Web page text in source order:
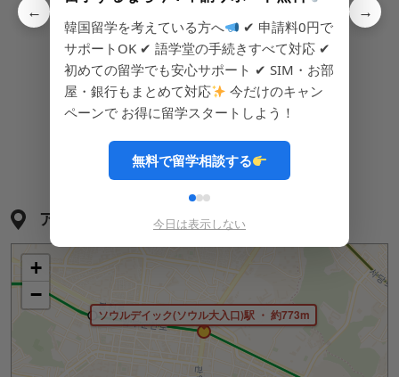
ラーメン ご飯 洗濯機
オートロック
アクセス
ソウルデイック(ソウル大入口)駅 ・ 約773m
+
−
←
韓国留学を考えている方へ
✔ 申請料0円で
サポートOK ✔ 語学堂の手続きすべて対応 ✔
初めての留学でも安心サポート ✔ SIM・お部
屋・銀行もまとめて対応
今だけのキャン
ペーンで お得に留学スタートしよう！
無料で留学相談する
今日は表示しない
→